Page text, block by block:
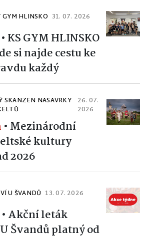
GYM HLINSKO 31. 07. 2026
• KS GYM HLINSKO
si najde cestu ke
každý
SKANZEN NASAVRKY
26. 07.
2026
• Mezinárodní
kultury
2026
U ŠVANDŮ 13. 07. 2026
• Akční leták
Švandů platný od